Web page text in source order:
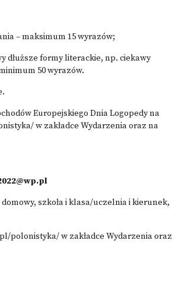
– maksimum 15 wyrazów;
dłuższe formy literackie, np. ciekawy
50 wyrazów.
Europejskiego Dnia Logopedy na
w zakładce Wydarzenia oraz na
szkoła i klasa/uczelnia i kierunek,
polonistyka/ w zakładce Wydarzenia oraz